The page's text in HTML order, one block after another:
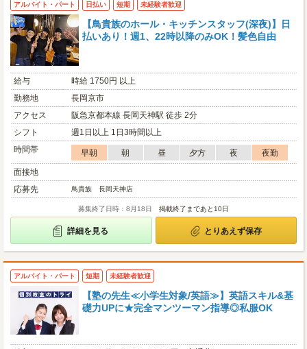
アルバイト・パート 日払い 短期 未経験者歓迎
【鳥貴族のホール・キッチンスタッフ(深夜)】日
払いあり！週1、22時以降のみOK！髪色自由
給与
時給 1750円 以上
勤務地
長岡京市
アクセス
阪急京都本線 長岡天神駅 徒歩 2分
シフト
週1日以上 1日3時間以上
時間帯
早朝 朝 昼 夕方 夜
夜勤
面接地
応募先
鳥貴族 長岡天神店
募集終了日時：8月18日 掲載終了まであと10日
詳細を見る とりあえず保存
アルバイト・パート 短期 未経験者歓迎
【塾の先生≪小学生対象/英語≫】英語スキル&基
礎力UPに★完全マンツーマン指導◎私服OK